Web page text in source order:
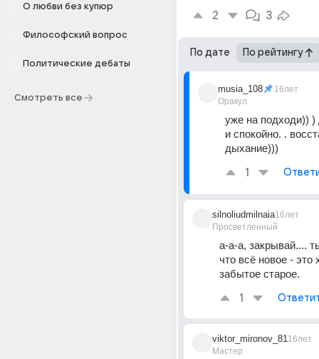
О любви без купюр
Философский вопрос
Политические дебаты
Смотреть все
2 3
По дате По рейтингу
musia_108
Оракул
16лет
уже на подходи))
и спокойно. .
дыхание)))
1
silnoliudmilnaia
Просветленный
16лет
а-а-а, закрывай....
что всё новое - это
забытое старое.
1
viktor_mironov_81
Мастер
16лет